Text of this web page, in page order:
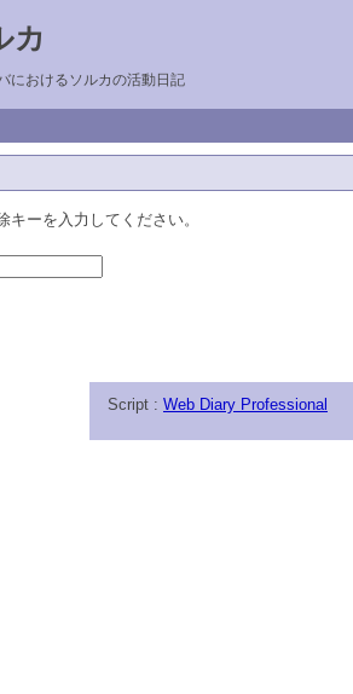
カ
におけるソルカの活動日記
キーを入力してください。
Script : Web Diary Professional